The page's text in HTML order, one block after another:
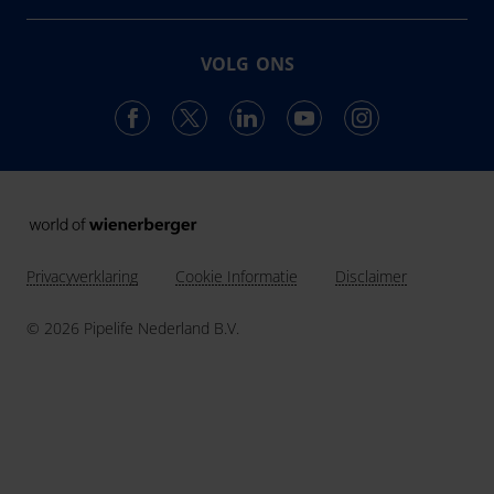
Landen in Europa
Over ons
VOLG ONS
Privacyverklaring Cookie Informatie Disclaimer
© 2026 Pipelife Nederland B.V.